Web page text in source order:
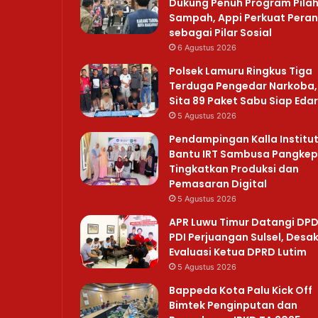
Dukung Penuh Program Pilah
Sampah, Appi Perkuat Peran
sebagai Pilar Sosial
6 Agustus 2026
Polsek Lamuru Ringkus Tiga
Terduga Pengedar Narkoba,
Sita 89 Paket Sabu Siap Edar
5 Agustus 2026
Pendampingan Kalla
Bantu IRT Sambusa Pangkep
Tingkatkan Produksi dan
Pemasaran Digital
5 Agustus 2026
APR Luwu Timur Datangi DPD
PDI Perjuangan Sulsel, Desak
Evaluasi Ketua DPRD Lutim
5 Agustus 2026
Bappeda Kota Palu Kick Off
Bimtek Penginputan dan